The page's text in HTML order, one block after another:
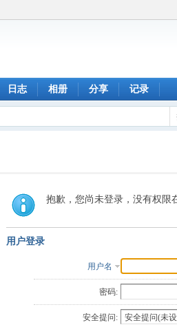
日志 相册 分享 记录
抱歉，您尚未登录，没有权限
用户登录
用户名
密码:
安全提问: